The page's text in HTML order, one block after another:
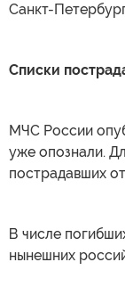
Санкт-
Списки
МЧС России
уже опознали.
пострадавших
В числе
нынешних